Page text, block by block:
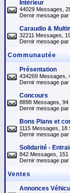
Intérieur
44029 Messages,
Dernir message par
Caraudio &
32211 Messages,
Dernir message par
Communautée
Présentation
434269 Messages,
Dernir message par
Concours
8898 Messages, 94
Dernir message par
Bons Plans et
1115 Messages, 18
Dernir message par
Solidarité -
842 Messages, 151
Dernir message par
Ventes
Annonces